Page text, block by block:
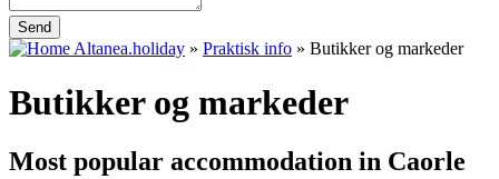
Send
Altanea.holiday » Praktisk info » Butikker og markeder
Butikker og markeder
Most popular accommodation in Caorle